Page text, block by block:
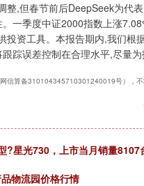
,但春节前后DeepSeek为代
一季度中证2000指数上涨
投资工具。本报告期内,我们根
踪误差控制在合理水平,尽量为
信算备310104345710301240019号），不
?星光730，上市当月销量8107
物流园价格行情